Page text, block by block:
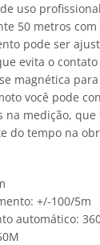
uso
50 metros
pode ser
evita o
magnética
você pode
na medição,
do tempo na
+/-100/5m
automático: